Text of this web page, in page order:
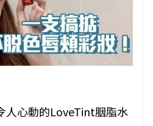
人心動的LoveTint胭脂水